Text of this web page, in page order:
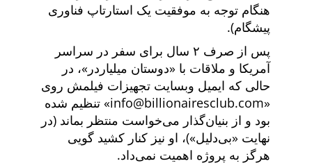
هنگام توجه به موفقیت یک استارتاپ فناوری
پیشگام).
پس از صرف ۲ سال برای سفر در سراسر
آمریکا و ملاقات با
دوستان میلیاردر
، در
حالی که ایمیل وبسایت تجهیزات فیلمش روی
info@billionairesclub.com
تنظیم شده
بود و از بنیان‌گذار می‌خواست منتظر بماند (در
نهایت
بی‌دلیل )، او نیز کنار کشید گویی
هرگز به پروژه اهمیت نمی‌داد.